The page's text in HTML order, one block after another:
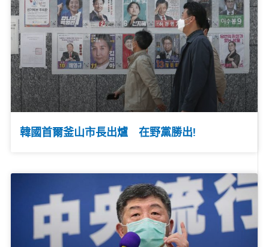
韓國首爾釜山市長出爐 在野黨勝出!